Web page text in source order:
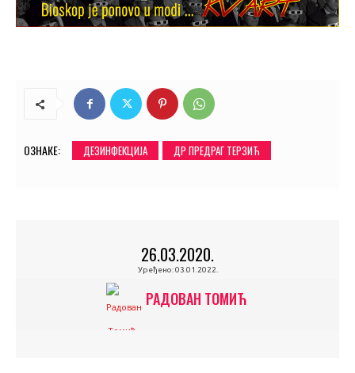
ОЗНАКЕ: ДЕЗИНФЕКЦИЈА ДР ПРЕДРАГ ТЕРЗИЋ
26.03.2020.
Уређено: 03.01.2022.
РАДОВАН ТОМИЋ